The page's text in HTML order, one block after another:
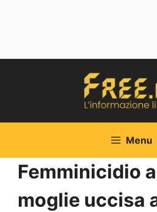
Menu
Femminicidio
moglie uccisa